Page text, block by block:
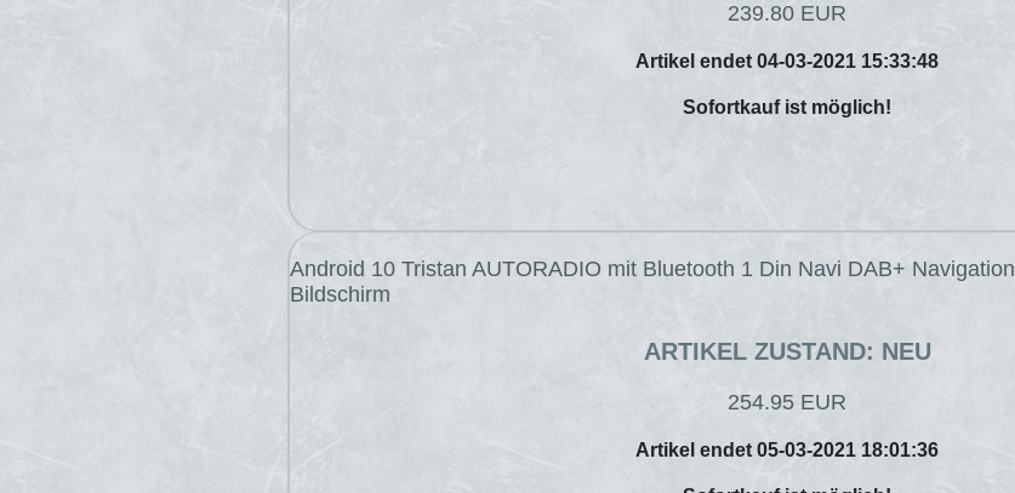
239.80 EUR
Artikel endet 04-03-2021 15:33:48
Sofortkauf ist möglich!
Android 10 Tristan AUTORADIO mit Bluetooth 1 Din Navi DAB+ Navigation
Bildschirm
ARTIKEL ZUSTAND: NEU
254.95 EUR
Artikel endet 05-03-2021 18:01:36